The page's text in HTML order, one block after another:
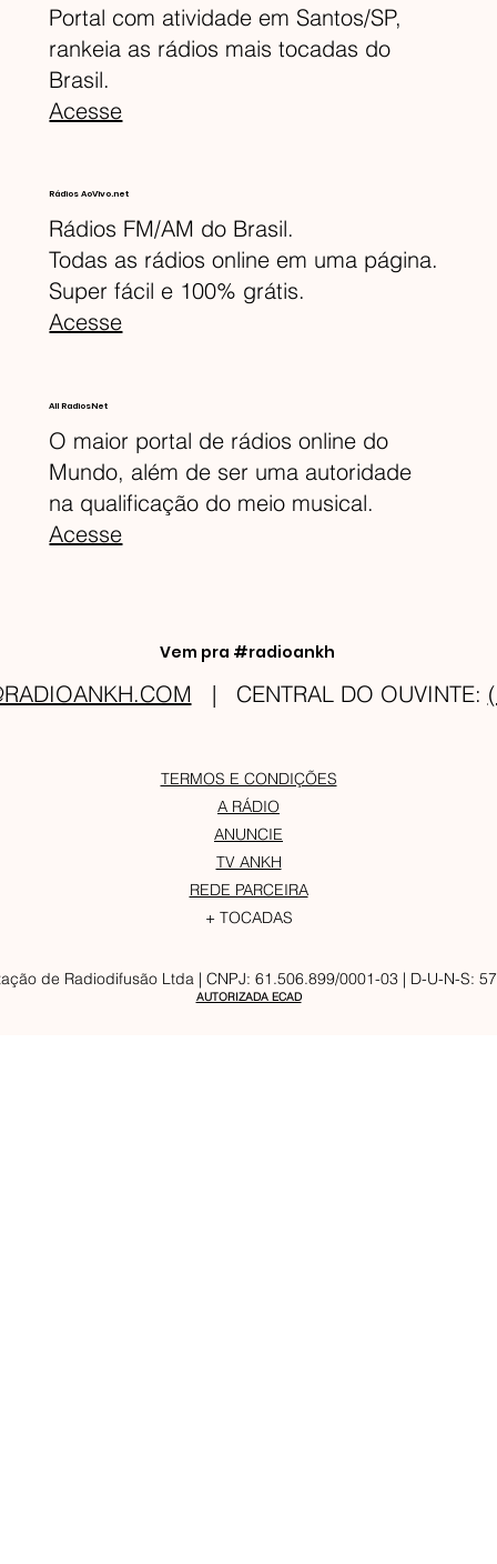
Portal com atividade em Santos/SP,
rankeia as rádios mais tocadas do
Brasil.
Acesse
Rádios AoVivo.net
Rádios FM/AM do Brasil.
Todas as rádios online em uma página.
Super fácil e 100% grátis.
Acesse
All RadiosNet
O maior portal de rádios online do
Mundo, além de ser uma autoridade
na qualificação do meio musical.
Acesse
Vem pra #radioankh
| CENTRAL DO OUVINTE:
A RÁDIO
ANUNCIE
TERMOS E CONDIÇÕES
TV ANKH
+ TOCADAS
REDE PARCEIRA
de Radiodifusão Ltda | CNPJ: 61.506.899/0001-03 | D-U-N-S:
AUTORIZADA ECAD